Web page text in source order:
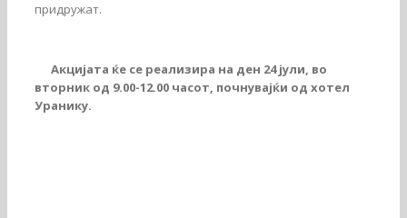
придружат.
Акцијата ќе се реализира на ден 24јули, во
вторник од 9.00-12.00 часот, почнувајќи од хотел
Уранику.